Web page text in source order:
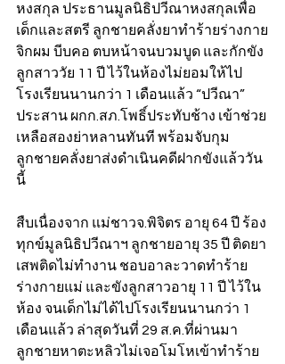
หงสกุล ประธานมูลนิธิปวีณาหงสกุลเพื่อ
เด็กและสตรี ลูกชายคลั่งยาทำร้ายร่างกาย
จิกผม บีบคอ ตบหน้าจนบวมบูด และกักขัง
ลูกสาววัย 11 ปี ไว้ในห้องไม่ยอมให้ไป
โรงเรียนนานกว่า 1 เดือนแล้ว “ปวีณา”
ประสาน ผกก.สภ.โพธิ์ประทับช้าง เข้าช่วย
เหลือสองย่าหลานทันที พร้อมจับกุม
ลูกชายคลั่งยาส่งดำเนินคดีฝากขังแล้ววัน
นี้
สืบเนื่องจาก แม่ชาวจ.พิจิตร อายุ 64 ปี ร้อง
ทุกข์มูลนิธิปวีณาฯ ลูกชายอายุ 35 ปี ติดยา
เสพติดไม่ทำงาน ชอบอาละวาดทำร้าย
ร่างกายแม่ และขังลูกสาวอายุ 11 ปี ไว้ใน
ห้อง จนเด็กไม่ได้ไปโรงเรียนนานกว่า 1
เดือนแล้ว ล่าสุดวันที่ 29 ส.ค.ที่ผ่านมา
ลูกชายหาตะหลิวไม่เจอโมโหเข้าทำร้าย